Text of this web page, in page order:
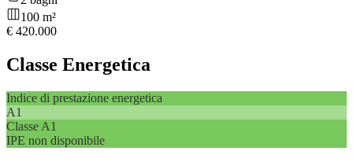
100 m²
€ 420.000
Classe Energetica
Indice di prestazione energetica
A1
Classe A1
IPE non disponibile